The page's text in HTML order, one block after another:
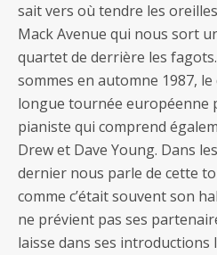
sait vers où tendre les
Mack Avenue qui nous sort
quartet de derrière les
sommes en automne 1987,
longue tournée européenne
pianiste qui comprend
Drew et Dave Young. Dans
dernier nous parle de cette
comme c’était souvent son
ne prévient pas ses
laisse dans ses introductions